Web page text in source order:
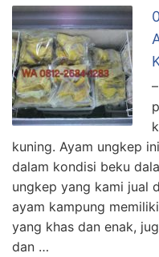
kuning. Ayam ungkep
dalam kondisi beku
ungkep yang kami jual
ayam kampung
yang khas dan enak,
dan …